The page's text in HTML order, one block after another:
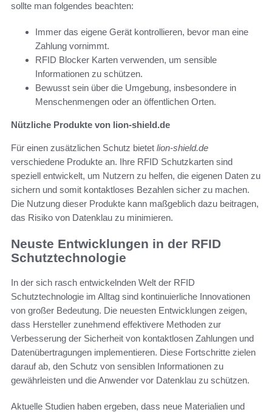
sollte man folgendes beachten:
Immer das eigene Gerät kontrollieren, bevor man eine
Zahlung vornimmt.
RFID Blocker Karten verwenden, um sensible
Informationen zu schützen.
Bewusst sein über die Umgebung, insbesondere in
Menschenmengen oder an öffentlichen Orten.
Nützliche Produkte von lion-shield.de
Für einen zusätzlichen Schutz bietet lion-shield.de
verschiedene Produkte an. Ihre RFID Schutzkarten sind
speziell entwickelt, um Nutzern zu helfen, die eigenen Daten zu
sichern und somit kontaktloses Bezahlen sicher zu machen.
Die Nutzung dieser Produkte kann maßgeblich dazu beitragen,
das Risiko von Datenklau zu minimieren.
Neuste Entwicklungen in der RFID
Schutztechnologie
In der sich rasch entwickelnden Welt der RFID
Schutztechnologie im Alltag sind kontinuierliche Innovationen
von großer Bedeutung. Die neuesten Entwicklungen zeigen,
dass Hersteller zunehmend effektivere Methoden zur
Verbesserung der Sicherheit von kontaktlosen Zahlungen und
Datenübertragungen implementieren. Diese Fortschritte zielen
darauf ab, den Schutz von sensiblen Informationen zu
gewährleisten und die Anwender vor Datenklau zu schützen.
Aktuelle Studien haben ergeben, dass neue Materialien und